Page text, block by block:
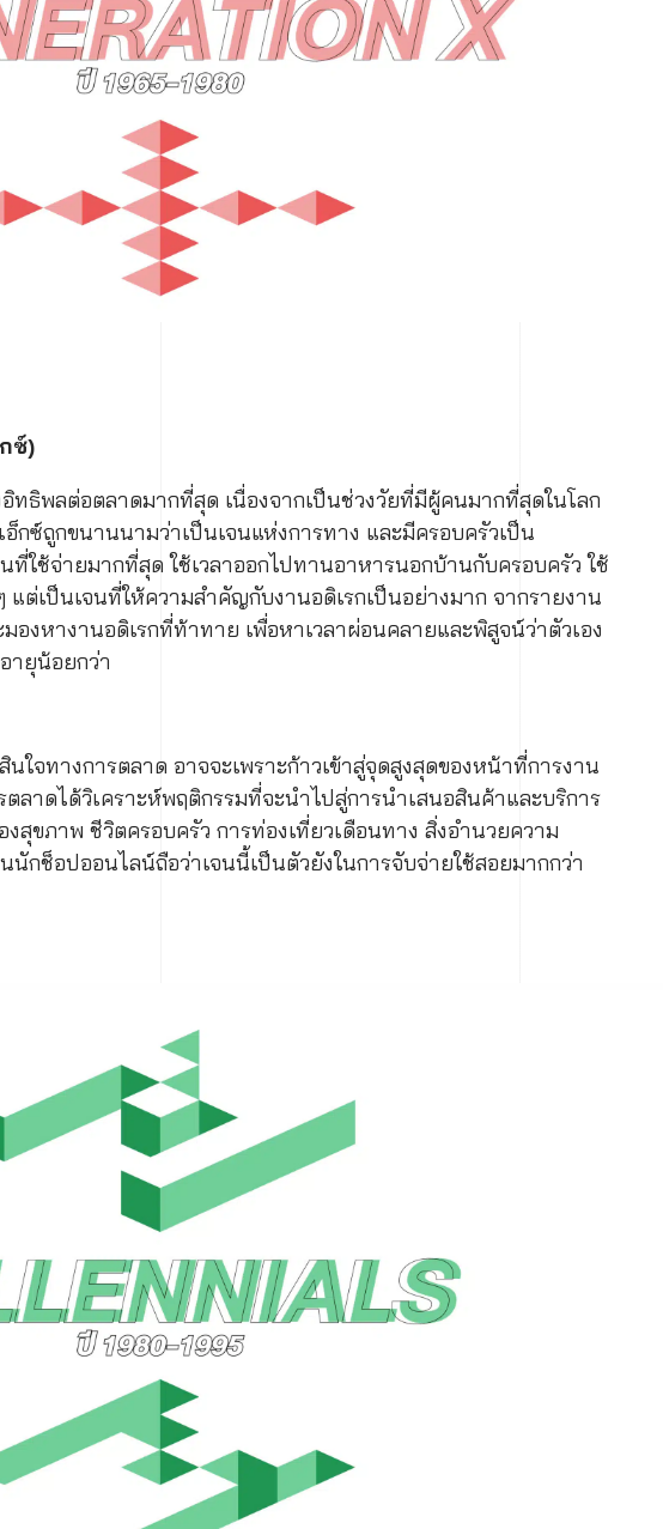
ซ์)
ทธิพลต่อตลาดมากที่สุด เนื่องจากเป็นช่วงวัยที่มีผู้คนมากที่สุดในโลก
กซ์ถูกขนานนามว่าเป็นเจนแห่งการทาง และมีครอบครัวเป็น
ที่ใช้จ่ายมากที่สุด ใช้เวลาออกไปทานอาหารนอกบ้านกับครอบครัว ใช้
แต่เป็นเจนที่ให้ความสำคัญกับงานอดิเรกเป็นอย่างมาก จากรายงาน
มองหางานอดิเรกที่ท้าทาย เพื่อหาเวลาผ่อนคลายและพิสูจน์ว่าตัวเอง
ายุน้อยกว่า
ใจทางการตลาด อาจจะเพราะก้าวเข้าสู่จุดสูงสุดของหน้าที่การงาน
ตลาดได้วิเคราะห์พฤติกรรมที่จะนำไปสู่การนำเสนอสินค้าและบริการ
งสุขภาพ ชีวิตครอบครัว การท่องเที่ยวเดือนทาง สิ่งอำนวยความ
กช็อปออนไลน์ถือว่าเจนนี้เป็นตัวยังในการจับจ่ายใช้สอยมากกว่า